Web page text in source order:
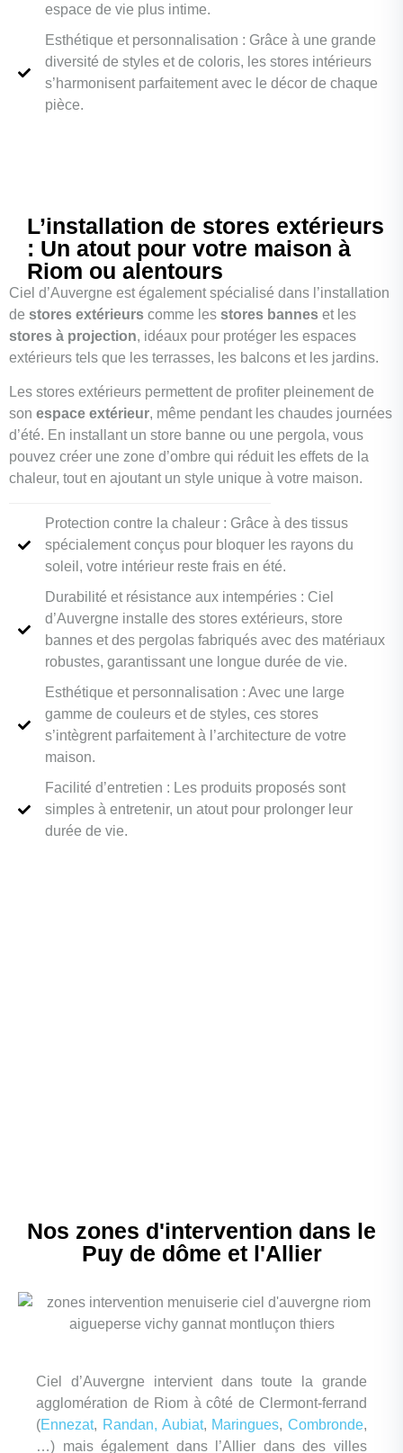
espace de vie plus intime.
Esthétique et personnalisation : Grâce à une grande
diversité de styles et de coloris, les stores intérieurs
s’harmonisent parfaitement avec le décor de chaque
pièce.
L’installation de stores extérieurs
: Un atout pour votre maison à
Riom ou alentours
Ciel d’Auvergne est également spécialisé dans l’installation
de stores extérieurs comme les stores bannes et les
stores à projection, idéaux pour protéger les espaces
extérieurs tels que les terrasses, les balcons et les jardins.
Les stores extérieurs permettent de profiter pleinement de
son espace extérieur, même pendant les chaudes journées
d’été. En installant un store banne ou une pergola, vous
pouvez créer une zone d’ombre qui réduit les effets de la
chaleur, tout en ajoutant un style unique à votre maison.
Protection contre la chaleur : Grâce à des tissus
spécialement conçus pour bloquer les rayons du
soleil, votre intérieur reste frais en été.
Durabilité et résistance aux intempéries : Ciel
d’Auvergne installe des stores extérieurs, store
bannes et des pergolas fabriqués avec des matériaux
robustes, garantissant une longue durée de vie.
Esthétique et personnalisation : Avec une large
gamme de couleurs et de styles, ces stores
s’intègrent parfaitement à l’architecture de votre
maison.
Facilité d’entretien : Les produits proposés sont
simples à entretenir, un atout pour prolonger leur
durée de vie.
Nos zones d'intervention dans le
Puy de dôme et l'Allier
Ciel d’Auvergne intervient dans toute la grande
agglomération de Riom à côté de Clermont-ferrand
(Ennezat, Randan, Aubiat, Maringues, Combronde,
…) mais également dans l’Allier dans des villes